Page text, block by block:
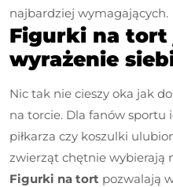
najbardziej wymagających.
Figurki na tort
wyrażenie
Nic tak nie cieszy oka jak
na torcie. Dla fanów sportu
piłkarza czy koszulki
zwierząt chętnie wybierają
Figurki na tort pozwalają